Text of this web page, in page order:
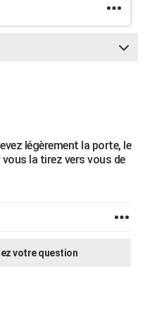
légèrement la porte, le
la tirez vers vous de
votre question